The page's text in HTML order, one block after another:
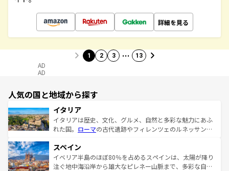
詳細を見る
1 2 3 … 13
AD
AD
人気の国と地域から探す
イタリア
イタリアは歴史、文化、グルメ、自然と多彩な魅力にあふ
れた国。 ローマの古代遺跡やフィレンツェのルネッサンス
ろん、トスカーナの美しい田園風景やアマルフィ海岸の絶
景など、自然景観も見逃せない。観光の合間には、本場の
ピザやパスタなど、絶品のイタリア料理を堪能することも
スペイン
イベリア半島のほぼ80％を占めるスペインは、太陽が降り
注ぐ地中海沿岸から雄大なピレネー山脈まで、多彩な自然